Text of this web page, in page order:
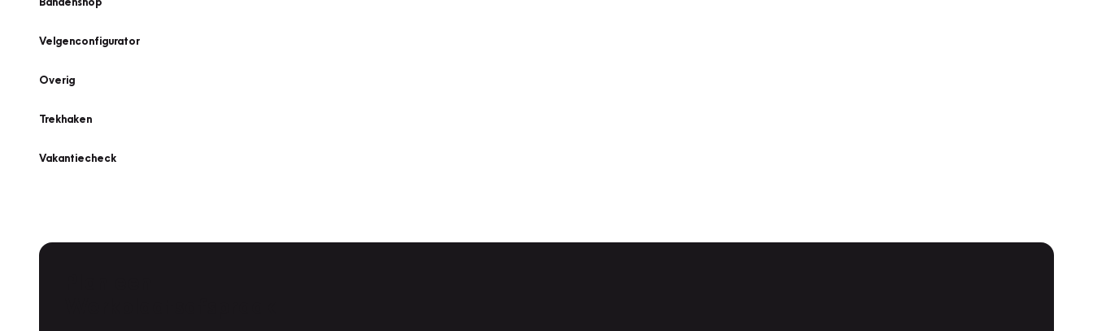
Velgenconfigurator
Overig
Trekhaken
Vakantiecheck